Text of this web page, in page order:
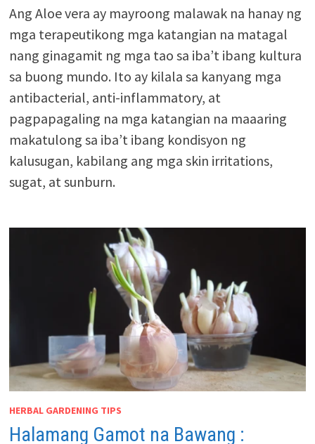
Ang Aloe vera ay mayroong malawak na hanay ng
mga terapeutikong mga katangian na matagal
nang ginagamit ng mga tao sa iba’t ibang kultura
sa buong mundo. Ito ay kilala sa kanyang mga
antibacterial, anti-inflammatory, at
pagpapagaling na mga katangian na maaaring
makatulong sa iba’t ibang kondisyon ng
kalusugan, kabilang ang mga skin irritations,
sugat, at sunburn.
HERBAL GARDENING TIPS
Halamang Gamot na Bawang :